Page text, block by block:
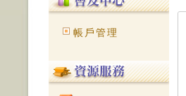
帳戶管理